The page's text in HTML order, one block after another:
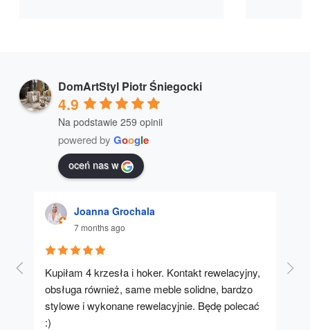
DomArtStyl Piotr Śniegocki
4.9
Na podstawie 259 opinii
powered by Google
oceń nas w
Joanna Grochala
7 months ago
Kupiłam 4 krzesła i hoker. Kontakt rewelacyjny,
obsługa również, same meble solidne, bardzo
stylowe i wykonane rewelacyjnie. Będę polecać
:)
A